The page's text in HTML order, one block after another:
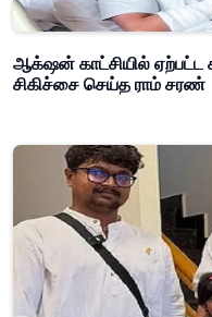
ஆக்‌ஷன் காட்சியில் ஏற்பட்ட
சிகிச்சை செய்த ராம் சரண்